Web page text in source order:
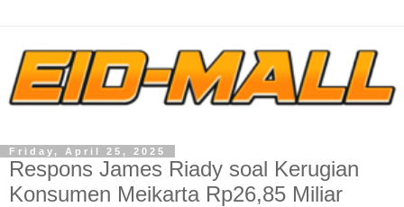
Friday, April 25, 2025
Respons James Riady soal Kerugian
Konsumen Meikarta Rp26,85 Miliar